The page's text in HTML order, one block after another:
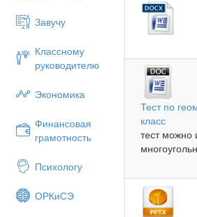
Завучу
Классному
руководителю
Экономика
Финансовая
грамотность
Психологу
ОРКиСЭ
Тест по
класс
тест можно